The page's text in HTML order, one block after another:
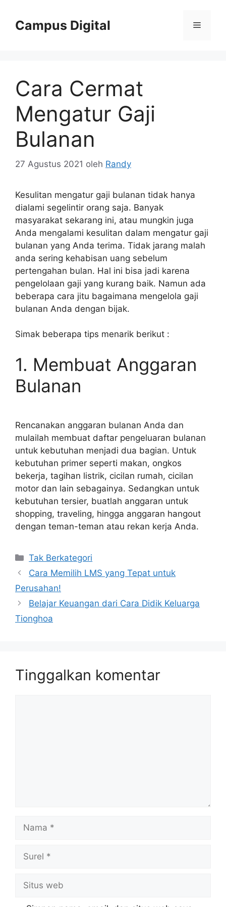
Campus Digital Menu
Cara Cermat
Mengatur Gaji
Bulanan
27 Agustus 2021 oleh Randy
Kesulitan mengatur gaji bulanan tidak hanya
dialami segelintir orang saja. Banyak
masyarakat sekarang ini, atau mungkin juga
Anda mengalami kesulitan dalam mengatur gaji
bulanan yang Anda terima. Tidak jarang malah
anda sering kehabisan uang sebelum
pertengahan bulan. Hal ini bisa jadi karena
pengelolaan gaji yang kurang baik. Namun ada
beberapa cara jitu bagaimana mengelola gaji
bulanan Anda dengan bijak.
Simak beberapa tips menarik berikut :
1. Membuat Anggaran
Bulanan
Rencanakan anggaran bulanan Anda dan
mulailah membuat daftar pengeluaran bulanan
untuk kebutuhan menjadi dua bagian. Untuk
kebutuhan primer seperti makan, ongkos
bekerja, tagihan listrik, cicilan rumah, cicilan
motor dan lain sebagainya. Sedangkan untuk
kebutuhan tersier, buatlah anggaran untuk
shopping, traveling, hingga anggaran hangout
dengan teman-teman atau rekan kerja Anda.
Kategori
Tak Berkategori
Cara Memilih LMS yang Tepat untuk
Perusahan!
Belajar Keuangan dari Cara Didik Keluarga
Tionghoa
Tinggalkan komentar
web